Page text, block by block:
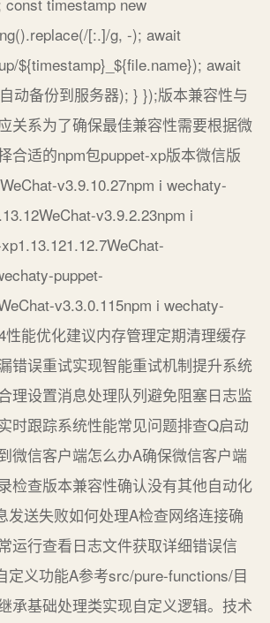
[:.]/g, -); await
${timestamp}_${file.name}); await
动备份到服务器); } });版本兼容性与
关系为了确保最佳兼容性需要根据微
合适的npm包puppet-xp版本微信版
v3.9.10.27npm i wechaty-
v3.9.2.23npm i
puppet-
v3.3.0.115npm i wechaty-
性能优化建议内存管理定期清理缓存
错误重试实现智能重试机制提升系统
理设置消息处理队列避免阻塞日志监
时跟踪系统性能常见问题排查Q启动
微信客户端怎么办A确保微信客户端
检查版本兼容性确认没有其他自动化
发送失败如何处理A检查网络连接确
运行查看日志文件获取详细错误信
定义功能A参考src/pure-functions/目
承基础处理类实现自定义逻辑。技术